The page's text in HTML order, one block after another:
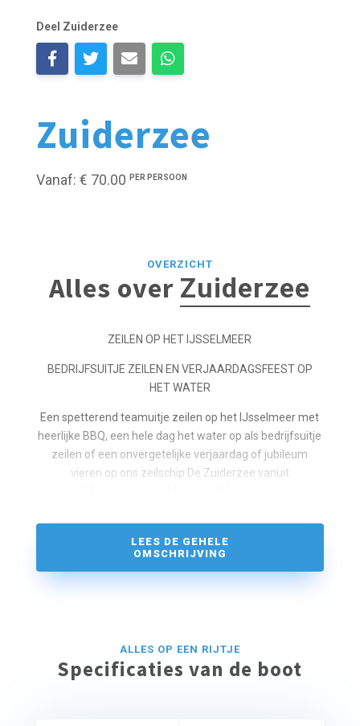
Zuiderzee
Vanaf: € 70.00 PER PERSOON
Deel Zuiderzee
OVERZICHT
Alles over Zuiderzee
ZEILEN OP HET IJSSELMEER
BEDRIJFSUITJE ZEILEN EN VERJAARDAGSFEEST OP
HET WATER
Een spetterend teamuitje zeilen op het IJsselmeer met
heerlijke BBQ, een hele dag het water op als bedrijfsuitje
zeilen of een onvergetelijke verjaardag of jubileum
vieren op ons zeilschip De Zuiderzee vanuit
en van de met liefde bereide maaltijden, zoals
smoothies en sandwiches
LEES DE GEHELE
OMSCHRIJVING
ALLES OP EEN RIJTJE
Specificaties van de boot